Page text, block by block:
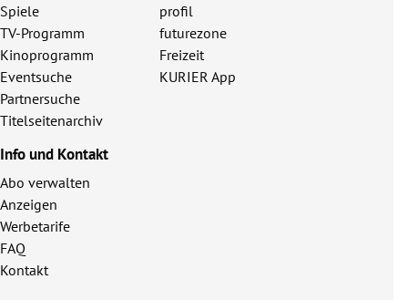
Spiele
TV-Programm
Kinoprogramm
Eventsuche
Partnersuche
Titelseitenarchiv
profil
futurezone
Freizeit
KURIER App
Info und Kontakt
Abo verwalten
Anzeigen
Werbetarife
FAQ
Kontakt